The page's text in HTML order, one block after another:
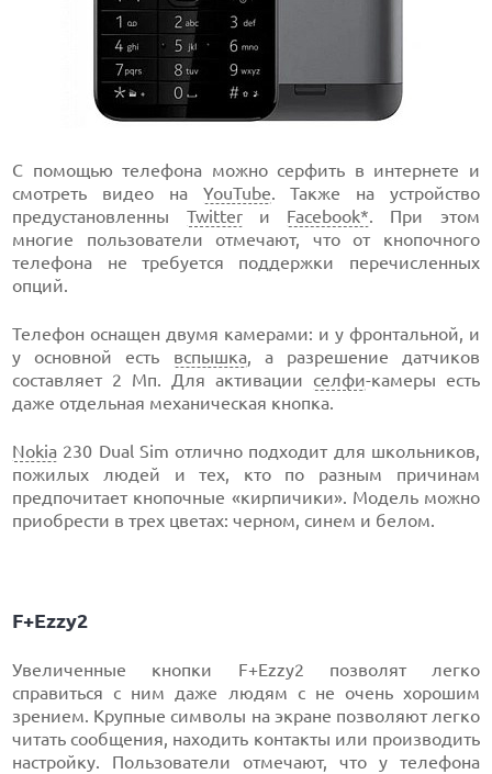
С помощью телефона можно серфить в интернете и
смотреть видео на YouTube. Также на устройство
предустановленны Twitterи Facebook*. При этом
многие пользователи отмечают, что от кнопочного
телефона не требуется поддержки перечисленных
опций.
Телефон оснащен двумя камерами: и у фронтальной, и
у основной есть вспышка, а разрешение датчиков
составляет 2 Мп. Для активации селфи-камеры есть
даже отдельная механическая кнопка.
Nokia 230 Dual Sim отлично подходит для школьников,
пожилых людей и тех, кто по разным причинам
предпочитает кнопочные «кирпичики». Модель можно
приобрести в трех цветах: черном, синем и белом.
F+Ezzy2
Увеличенные кнопки F+Ezzy2 позволят легко
справиться с ним даже людям с не очень хорошим
зрением. Крупные символы на экране позволяют легко
читать сообщения, находить контакты или производить
настройку. Пользователи отмечают, что у телефона